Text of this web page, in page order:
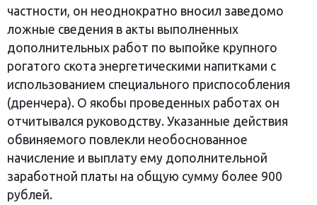
частности, он неоднократно вносил заведомо
ложные сведения в акты выполненных
дополнительных работ по выпойке крупного
рогатого скота энергетическими напитками с
использованием специального приспособления
(дренчера). О якобы проведенных работах он
отчитывался руководству. Указанные действия
обвиняемого повлекли необоснованное
начисление и выплату ему дополнительной
заработной платы на общую сумму более 900
рублей.